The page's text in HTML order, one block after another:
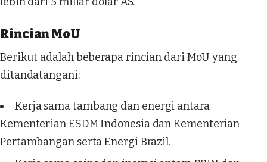
Rincian MoU
Berikut adalah beberapa rincian dari MoU yang
ditandatangani:
Kerja sama tambang dan energi antara
Kementerian ESDM Indonesia dan Kementerian
Pertambangan serta Energi Brazil.